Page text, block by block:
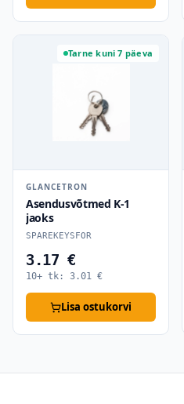
Tarne kuni 7 päeva
GLANCETRON
Asendusvõtmed K-1
jaoks
SPAREKEYSFOR
3.17 €
10+ tk: 3.01 €
Lisa ostukorvi